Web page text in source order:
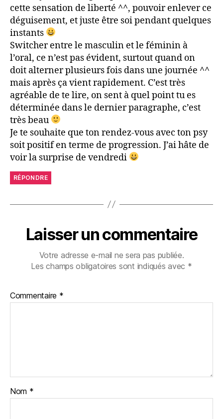
cette sensation de liberté ^^, pouvoir enlever ce
déguisement, et juste être soi pendant quelques
instants
Switcher entre le masculin et le féminin à
l’oral, ce n’est pas évident, surtout quand on
doit alterner plusieurs fois dans une journée ^^
mais après ça vient rapidement. C’est très
agréable de te lire, on sent à quel point tu es
déterminée dans le dernier paragraphe, c’est
très beau
Je te souhaite que ton rendez-vous avec ton psy
soit positif en terme de progression. J’ai hâte de
voir la surprise de vendredi
RÉPONDRE
Laisser un commentaire
Votre adresse e-mail ne sera pas publiée.
Les champs obligatoires sont indiqués avec *
Commentaire *
Nom *